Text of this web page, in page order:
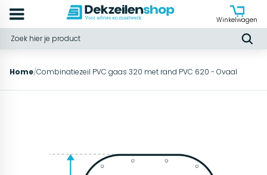
Winkelwagen
Home/Combinatiezeil PVC gaas 320 met rand PVC 620 - Ovaal